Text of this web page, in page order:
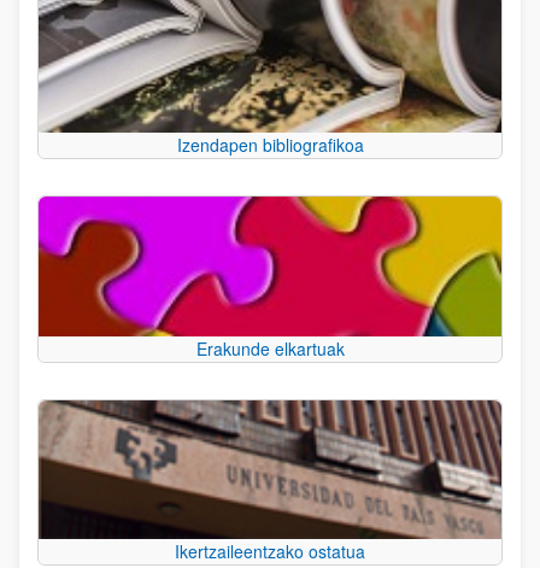
Izendapen bibliografikoa
Erakunde elkartuak
Ikertzaileentzako ostatua